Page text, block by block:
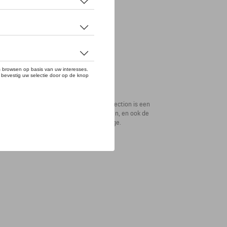
uit de MARTINI RACING® Collection is een
MARTINI RACING®-look geven, en ook de
is de MARTINI RACING®-badge.